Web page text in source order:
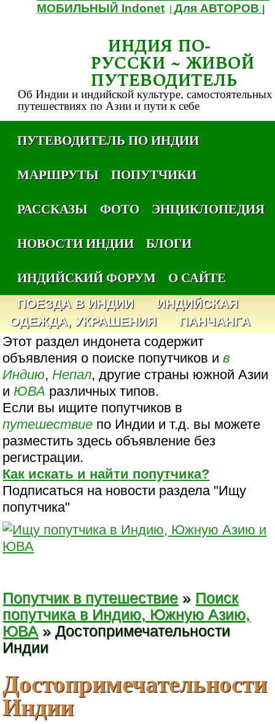
МОБИЛЬНЫЙ Indonet |Для АВТОРОВ
ИНДИЯ ПО-
РУССКИ ~ ЖИВОЙ
ПУТЕВОДИТЕЛЬ
Об Индии и индийской культуре, самостоятельных
путешествиях по Азии и пути к себе
ПУТЕВОДИТЕЛЬ ПО ИНДИИ
МАРШРУТЫ
ПОПУТЧИКИ
РАССКАЗЫ
ФОТО
ЭНЦИКЛОПЕДИЯ
НОВОСТИ ИНДИИ
БЛОГИ
ИНДИЙСКИЙ ФОРУМ
О САЙТЕ
ПОЕЗДА В ИНДИИ
ИНДИЙСКАЯ
ОДЕЖДА, УКРАШЕНИЯ
ПАНЧАНГА
Этот раздел индонета содержит
объявления о поиске попутчиков ив
Индию,Непал, другие страны южной Азии
иЮВА различных типов.
Если вы ищите попутчиков в
путешествие по Индии и т.д. вы можете
разместить здесь объявление без
регистрации.
Как искать и найти попутчика?
Подписаться на новости раздела "Ищу
попутчика"
Попутчик в путешествие » Поиск
попутчика в Индию, Южную Азию,
ЮВА » Достопримечательности
Индии
Достопримечательности
Индии